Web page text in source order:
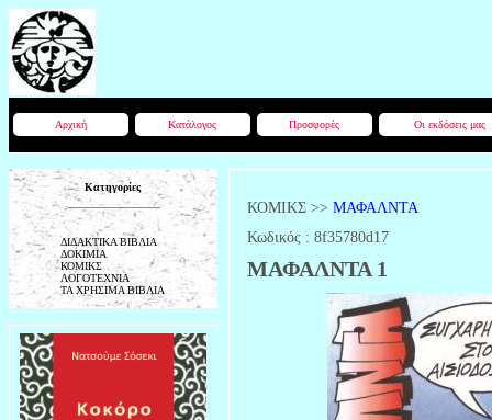
Αρχική Κατάλογος Προσφορές Οι εκδόσεις μας
Κατηγορίες
ΔΙΔΑΚΤΙΚΑ ΒΙΒΛΙΑ
ΔΟΚΙΜΙΑ
ΚΟΜΙΚΣ
ΛΟΓΟΤΕΧΝΙΑ
ΤΑ ΧΡΗΣΙΜΑ ΒΙΒΛΙΑ
ΚΟΜΙΚΣ >> ΜΑΦΑΛΝΤΑ
Κωδικός : 8f35780d17
ΜΑΦΑΛΝΤΑ 1